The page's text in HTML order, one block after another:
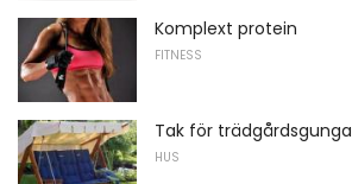
Komplext protein
FITNESS
Tak för trädgårdsgunga
HUS